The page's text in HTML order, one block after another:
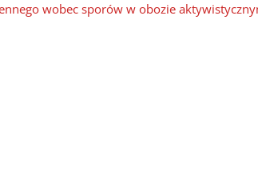
wobec sporów w obozie